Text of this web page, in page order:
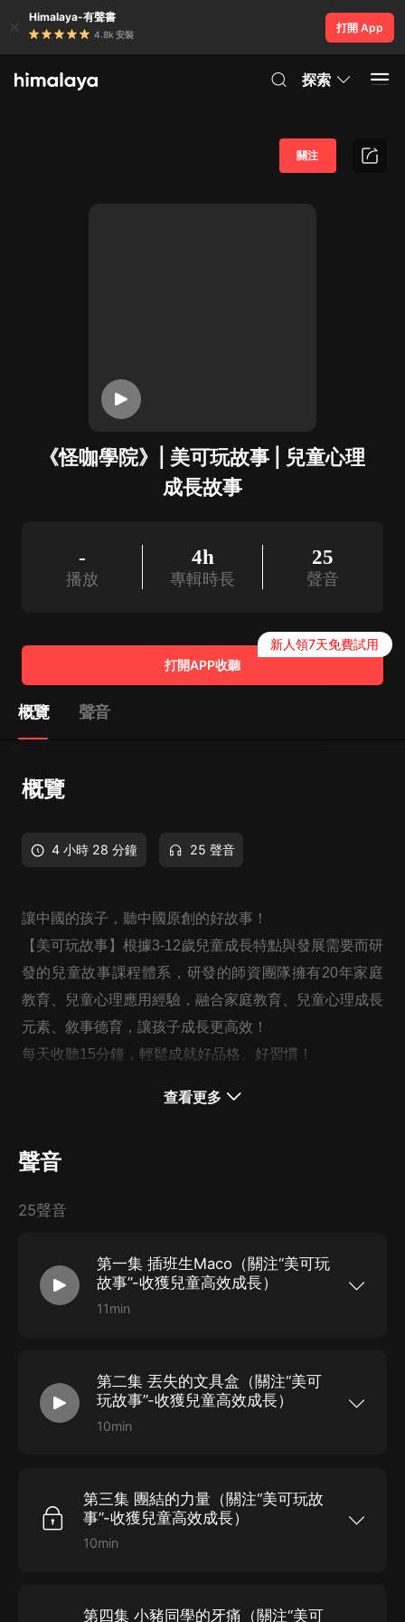
Himalaya-有聲書
4.8k 安裝
打開 App
探索
《怪咖學院》| 美可玩故事 | 兒童心理
成長故事
關注
-
播放
4h
專輯時長
25
聲音
打開APP收聽
新人領7天免費試用
概覽 聲音
概覽
4 小時 28 分鐘 25 聲音
讓中國的孩子，聽中國原創的好故事！
【美可玩故事】根據3-12歲兒童成長特點與發展需要而研
發的兒童故事課程體系，研發的師資團隊擁有20年家庭
教育、兒童心理應用經驗，融合家庭教育、兒童心理成長
元素、敘事德育，讓孩子成長更高效！
每天收聽15分鐘，輕鬆成就好品格、好習慣！
故事】哦！
查看更多
聲音
25聲音
第一集 插班生Maco（關注“美可玩
故事”-收獲兒童高效成長）
11min
師、情緒多變的貓咪老師和感性的大象老師。怪咖
一班他們是否能成功畢業呢？ 重點培養孩子的方
面：勇氣、團結、友善與樂觀
第二集 丟失的文具盒（關注“美可
玩故事”-收獲兒童高效成長）
10min
師、情緒多變的貓咪老師和感性的大象老師。怪咖
一班他們是否能成功畢業呢？ 重點培養孩子的方
面：勇氣、團結、友善與樂觀
第三集 團結的力量（關注“美可玩故
事”-收獲兒童高效成長）
10min
師、情緒多變的貓咪老師和感性的大象老師。怪咖
第四集 小豬同學的牙痛（關注“美可